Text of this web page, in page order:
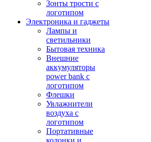
Зонты трости с
логотипом
Электроника и гаджеты
Лампы и
светильники
Бытовая техника
Внешние
аккумуляторы
power bank с
логотипом
Флешки
Увлажнители
воздуха с
логотипом
Портативные
колонки и